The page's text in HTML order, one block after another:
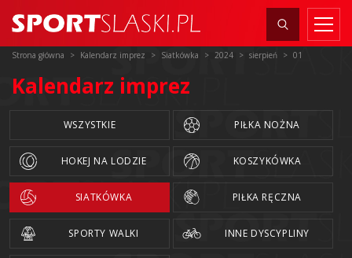
Strona główna Kalendarz imprez Siatkówka 2024 sierpień 01
Kalendarz imprez
WSZYSTKIE PIŁKA NOŻNA
HOKEJ NA LODZIE KOSZYKÓWKA
SIATKÓWKA PIŁKA RĘCZNA
SPORTY WALKI INNE DYSCYPLINY